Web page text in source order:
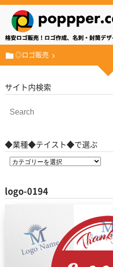
◎ロゴ販売
サイト内検索
◆業種◆テイスト◆で選ぶ
logo-0194